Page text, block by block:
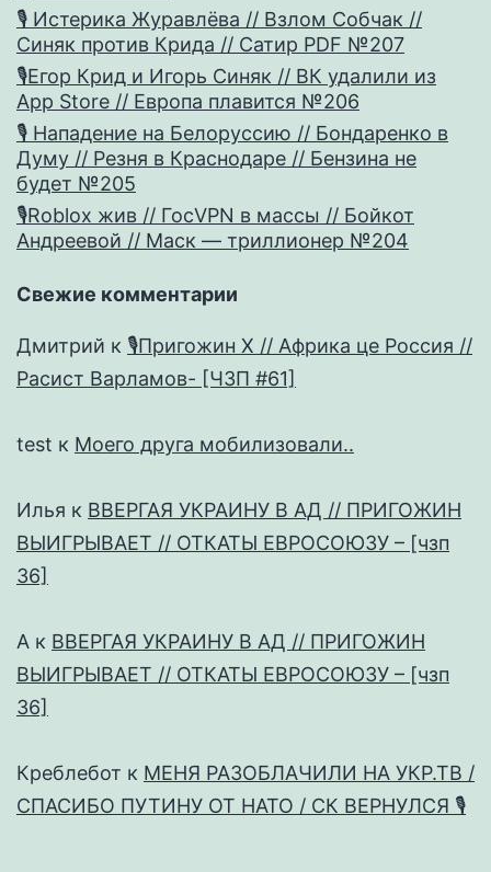
🎙 Истерика Журавлёва // Взлом Собчак //
Синяк против Крида // Сатир PDF №207
🎙Егор Крид и Игорь Синяк // ВК удалили из
App Store // Европа плавится №206
🎙 Нападение на Белоруссию // Бондаренко в
Думу // Резня в Краснодаре // Бензина не
будет №205
🎙Roblox жив // ГосVPN в массы // Бойкот
Андреевой // Маск — триллионер №204
Свежие комментарии
Дмитрий к 🎙Пригожин X // Африка це Россия //
Расист Варламов- [ЧЗП #61]
test к Моего друга мобилизовали..
Илья к ВВЕРГАЯ УКРАИНУ В АД // ПРИГОЖИН
ВЫИГРЫВАЕТ // ОТКАТЫ ЕВРОСОЮЗУ – [чзп
36]
А к ВВЕРГАЯ УКРАИНУ В АД // ПРИГОЖИН
ВЫИГРЫВАЕТ // ОТКАТЫ ЕВРОСОЮЗУ – [чзп
36]
Креблебот к МЕНЯ РАЗОБЛАЧИЛИ НА УКР.ТВ /
СПАСИБО ПУТИНУ ОТ НАТО / СК ВЕРНУЛСЯ 🎙